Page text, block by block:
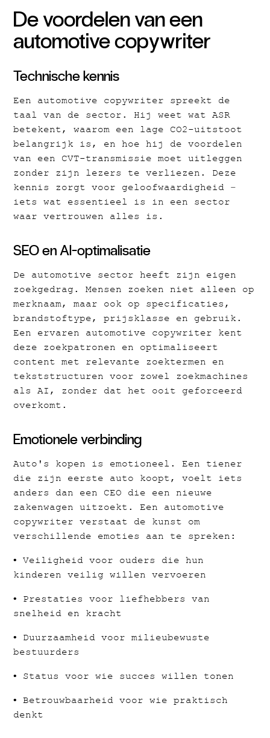
De voordelen van een
automotive copywriter
Technische kennis
Een automotive copywriter spreekt de
taal van de sector. Hij weet wat ASR
betekent, waarom een lage CO2-uitstoot
belangrijk is, en hoe hij de voordelen
van een CVT-transmissie moet uitleggen
zonder zijn lezers te verliezen. Deze
kennis zorgt voor geloofwaardigheid –
iets wat essentieel is in een sector
waar vertrouwen alles is.
SEO en AI-optimalisatie
De automotive sector heeft zijn eigen
zoekgedrag. Mensen zoeken niet alleen op
merknaam, maar ook op specificaties,
brandstoftype, prijsklasse en gebruik.
Een ervaren automotive copywriter kent
deze zoekpatronen en optimaliseert
content met relevante zoektermen en
tekststructuren voor zowel zoekmachines
als AI, zonder dat het ooit geforceerd
overkomt.
Emotionele verbinding
Auto's kopen is emotioneel. Een tiener
die zijn eerste auto koopt, voelt iets
anders dan een CEO die een nieuwe
zakenwagen uitzoekt. Een automotive
copywriter verstaat de kunst om
verschillende emoties aan te spreken:
• Veiligheid voor ouders die hun
kinderen veilig willen vervoeren
• Prestaties voor liefhebbers van
snelheid en kracht
• Duurzaamheid voor milieubewuste
bestuurders
• Status voor wie succes willen tonen
• Betrouwbaarheid voor wie praktisch
denkt